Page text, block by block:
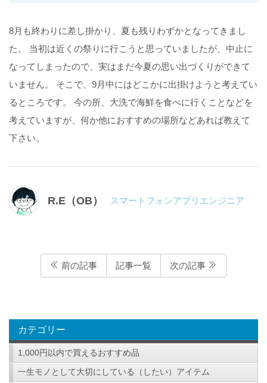
8月も終わりに差し掛かり、夏も残りわずかとなってきまし
た。 当初は近くの祭りに行こうと思っていましたが、中止に
なってしまったので、実はまだ今夏の思い出づくりができて
いません。 そこで、9月中にはどこかに出掛けようと考えてい
るところです。 今の所、大洗で海鮮を食べに行くことなどを
考えていますが、何か他におすすめの場所などあれば教えて
下さい。
R.E（OB） スマートフォンアプリエンジニア
前の記事 記事一覧 次の記事
カテゴリー
1,000円以内で買えるおすすめ品
一生モノとして大切にしている（したい）アイテム